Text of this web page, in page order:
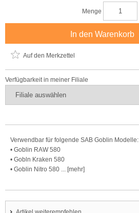
Menge
In den Warenkorb
Auf den Merkzettel
Verfügbarkeit in meiner Filiale
Verwendbar für folgende SAB Goblin Modelle:
• Goblin RAW 580
• Gobln Kraken 580
• Goblin Nitro 580 ... [mehr]